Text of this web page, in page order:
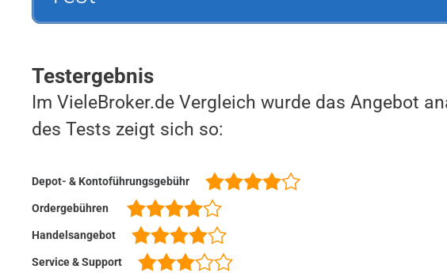
Testergebnis
Im VieleBroker.de Vergleich wurde das Angebot
des Tests zeigt sich so:
Depot- & Kontoführungsgebühr
Ordergebühren
Handelsangebot
Service & Support